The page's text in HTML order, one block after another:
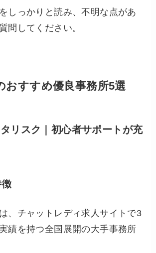
しっかりと読み、不明な点があ
問してください。
おすすめ優良事務所5選
タリスク｜初心者サポートが充
、チャットレディ求人サイトで3
績を持つ全国展開の大手事務所